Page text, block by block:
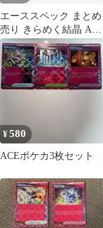
エーススペック まとめ
売り きらめく結晶 ACE
SV8 152/187
¥580
ACEポケカ3枚セット